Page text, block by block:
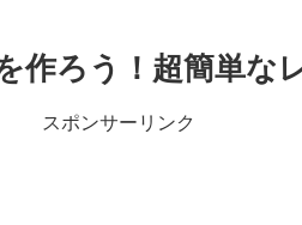
作ろう！超簡単な
スポンサーリンク